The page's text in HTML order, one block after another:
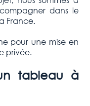
dans le
France.
pour une mise en
privée.
tableau à